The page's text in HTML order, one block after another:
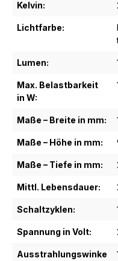
Kelvin:
Lichtfarbe:
Lumen:
Max. Belastbarkeit
in W:
Maße – Breite in mm:
Maße – Höhe in mm:
Maße – Tiefe in mm:
Mittl. Lebensdauer:
Schaltzyklen:
Spannung in Volt:
Ausstrahlungswinke